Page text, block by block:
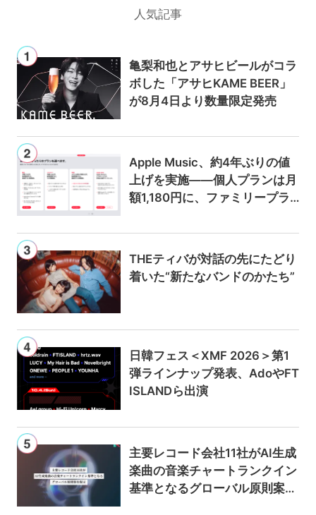
人気記事
亀梨和也とアサヒビールがコラ
ボした「アサヒKAME BEER」
が8月4日より数量限定発売
Apple Music、約4年ぶりの値
上げを実施——個人プランは月
額1,180円に、ファミリープラ
THEティバが対話の先にたどり
着いた“新たなバンドのかたち”
日韓フェス＜XMF 2026＞第1
弾ラインナップ発表、AdoやFT
ISLANDら出演
主要レコード会社11社がAI生成
楽曲の音楽チャートランクイン
基準となるグローバル原則案を